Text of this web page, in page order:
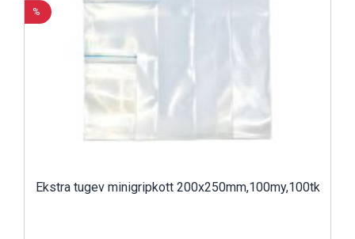
%
Ekstra tugev minigripkott 200x250mm,100my,100tk